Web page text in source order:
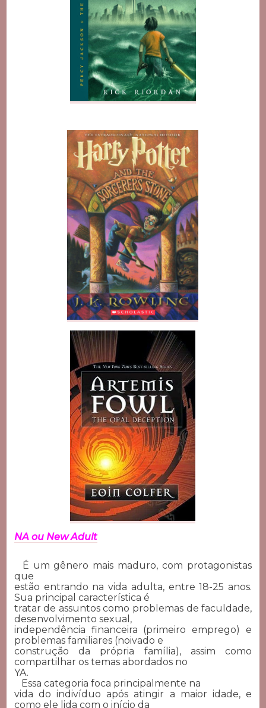
NA ou New Adult
É um gênero mais maduro, com protagonistas
que
estão entrando na vida adulta, entre 18-25 anos.
Sua principal característica é
tratar de assuntos como problemas de faculdade,
desenvolvimento sexual,
independência financeira (primeiro emprego) e
problemas familiares (noivado e
construção da própria família), assim como
compartilhar os temas abordados no
YA.
Essa categoria foca principalmente na
vida do indivíduo após atingir a maior idade, e
como ele lida com o início da